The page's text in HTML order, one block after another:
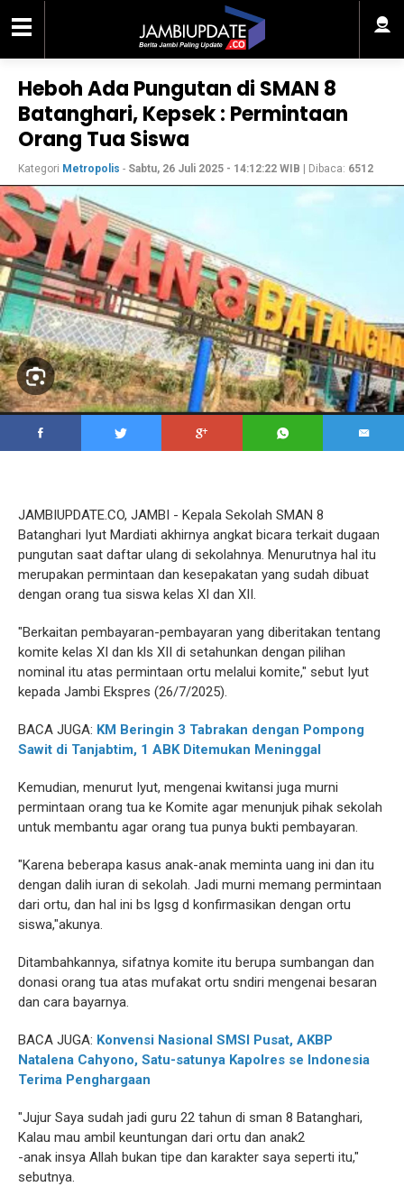
Heboh Ada Pungutan di SMAN 8
Batanghari, Kepsek : Permintaan
Orang Tua Siswa
Kategori Metropolis - Sabtu, 26 Juli 2025 - 14:12:22 WIB | Dibaca: 6512
JAMBIUPDATE.CO, JAMBI - Kepala Sekolah SMAN 8
Batanghari Iyut Mardiati akhirnya angkat bicara terkait dugaan
pungutan saat daftar ulang di sekolahnya. Menurutnya hal itu
merupakan permintaan dan kesepakatan yang sudah dibuat
dengan orang tua siswa kelas XI dan XII.
"Berkaitan pembayaran-pembayaran yang diberitakan tentang
komite kelas XI dan kls XII di setahunkan dengan pilihan
nominal itu atas permintaan ortu melalui komite," sebut Iyut
kepada Jambi Ekspres (26/7/2025).
BACA JUGA: KM Beringin 3 Tabrakan dengan Pompong
Sawit di Tanjabtim, 1 ABK Ditemukan Meninggal
Kemudian, menurut Iyut, mengenai kwitansi juga murni
permintaan orang tua ke Komite agar menunjuk pihak sekolah
untuk membantu agar orang tua punya bukti pembayaran.
"Karena beberapa kasus anak-anak meminta uang ini dan itu
dengan dalih iuran di sekolah. Jadi murni memang permintaan
dari ortu, dan hal ini bs lgsg d konfirmasikan dengan ortu
siswa,"akunya.
Ditambahkannya, sifatnya komite itu berupa sumbangan dan
donasi orang tua atas mufakat ortu sndiri mengenai besaran
dan cara bayarnya.
BACA JUGA: Konvensi Nasional SMSI Pusat, AKBP
Natalena Cahyono, Satu-satunya Kapolres se Indonesia
Terima Penghargaan
"Jujur Saya sudah jadi guru 22 tahun di sman 8 Batanghari,
Kalau mau ambil keuntungan dari ortu dan anak2
-anak insya Allah bukan tipe dan karakter saya seperti itu,"
sebutnya.